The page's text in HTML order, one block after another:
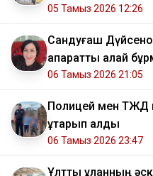
05 Тамыз 2026 12:26
Сандуғаш
ақпаратты қалай
06 Тамыз 2026 21:05
Полицей мен ТЖД
құтқарып қалды
06 Тамыз 2026 23:47
Ұлттық ұланның